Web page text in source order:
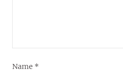
Name *